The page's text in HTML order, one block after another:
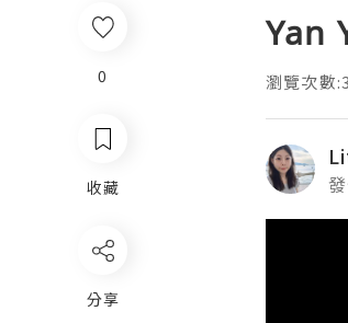
Yan
瀏覽次數
0
收藏
分享